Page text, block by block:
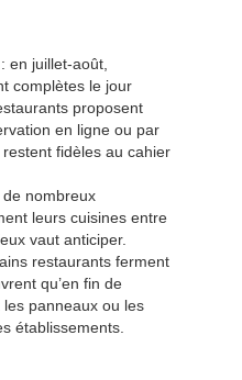
en juillet-août,
complètes le jour
proposent
en ligne ou par
restent fidèles au cahier
de nombreux
leurs cuisines entre
vaut anticiper.
restaurants ferment
qu’en fin de
panneaux ou les
établissements.